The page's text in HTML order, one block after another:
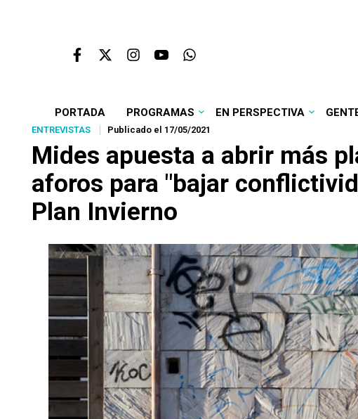
PORTADA PROGRAMAS EN PERSPECTIVA
ENTREVISTAS Publicado el 17/05/2021
Mides apuesta a abrir más
aforos para "bajar
Plan Invierno